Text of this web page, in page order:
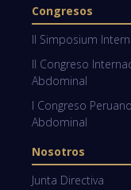
Congresos
II Simposium
II Congreso
Abdominal
I Congreso
Abdominal
Nosotros
Junta Directiva